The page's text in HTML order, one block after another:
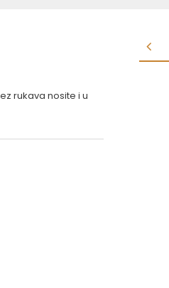
rukava nosite i u